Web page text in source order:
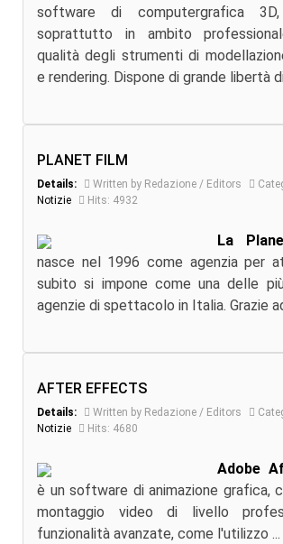
software di computergrafica 3D,
soprattutto in ambito
qualità degli strumenti di
e rendering. Dispone di grande libertà
PLANET FILM
Details: Written by Redazione / Editors
Notizie
Hits: 4932
La
nasce nel 1996 come agenzia per
subito si impone come una delle
agenzie di spettacolo in Italia. Grazie
AFTER EFFECTS
Details: Written by Redazione / Editors
Notizie
Hits: 4680
Adobe
è un software di animazione grafica,
montaggio video di livello
funzionalità avanzate, come l'utilizzo ...